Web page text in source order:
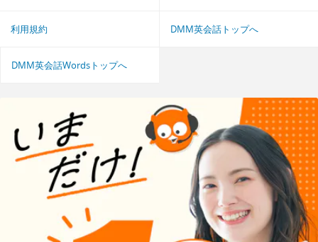
利用規約 DMM英会話トップへ
DMM英会話Wordsトップへ